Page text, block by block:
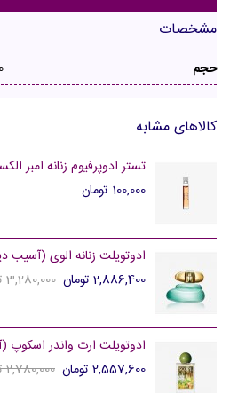
مشخصات
حجم
کالاهای مشابه
تستر ادوپرفیوم زنانه امبر
100,000 تومان
ادوتویلت زنانه الوی (آسیب
2,886,400 تومان
3,280,000 تومان
ادوتویلت ارث واندر
2,557,600 تومان
2,780,000 تومان